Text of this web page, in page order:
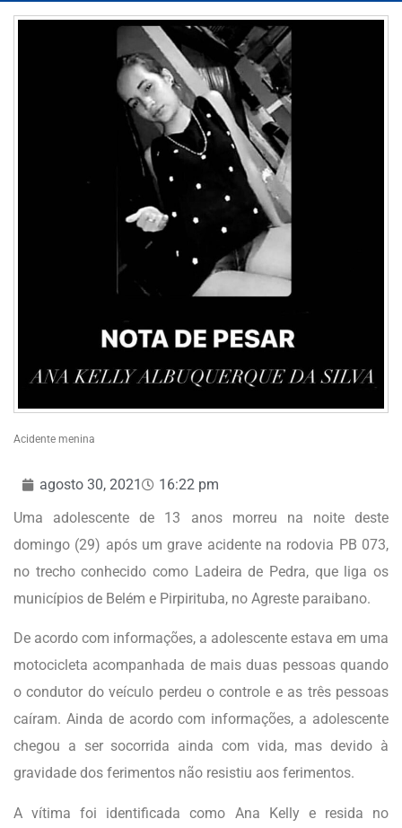
Acidente menina
agosto 30, 2021
16:22 pm
Uma adolescente de 13 anos morreu na noite deste
domingo (29) após um grave acidente na rodovia PB 073,
no trecho conhecido como Ladeira de Pedra, que liga os
municípios de Belém e Pirpirituba, no Agreste paraibano.
De acordo com informações, a adolescente estava em uma
motocicleta acompanhada de mais duas pessoas quando
o condutor do veículo perdeu o controle e as três pessoas
caíram. Ainda de acordo com informações, a adolescente
chegou a ser socorrida ainda com vida, mas devido à
gravidade dos ferimentos não resistiu aos ferimentos.
A vítima foi identificada como Ana Kelly e resida no